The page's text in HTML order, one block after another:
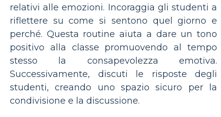
relativi alle emozioni. Incoraggia gli studenti a
riflettere su come si sentono quel giorno e
perché. Questa routine aiuta a dare un tono
positivo alla classe promuovendo al tempo
stesso la consapevolezza emotiva.
Successivamente, discuti le risposte degli
studenti, creando uno spazio sicuro per la
condivisione e la discussione.